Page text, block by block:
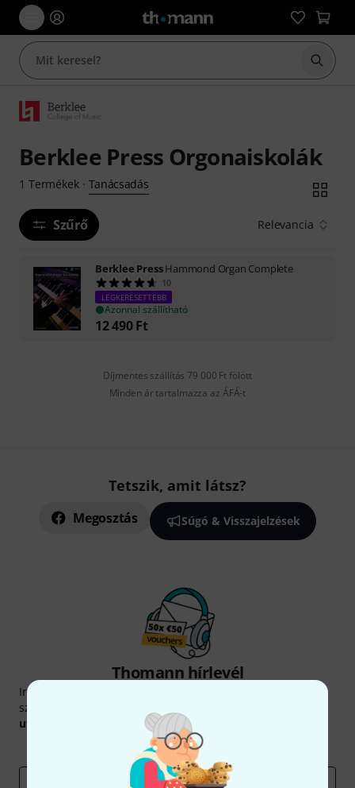
Berklee Press Orgonaiskolák
1 Termékek· Tanácsadás
Szűrő Relevancia
Berklee PressHammond Organ Complete
10
LEGKERESETTEBB
Azonnal szállítható
12 490 Ft
Díjmentes szállítás 79 000 Ft fölött
Minden ár tartalmazza az ÁFÁ-t
Tetszik, amit látsz?
Megosztás Súgó & Visszajelzések
Thomann hírlevél
Iratkozz fel a Thomann angol nyelvű hírlevelére, és kis
szerencsével megnyerheted a
utalvány
Inspiráló gondolatok
Akciók